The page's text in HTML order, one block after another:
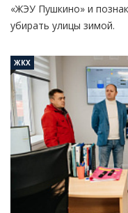
«ЖЭУ Пушкино» и
убирать улицы зимой.
ЖКХ